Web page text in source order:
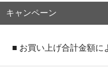
キャンペーン
■ お買い上げ合計金額に